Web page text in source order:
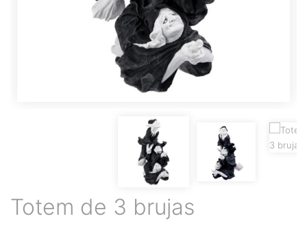
Totem de 3 brujas